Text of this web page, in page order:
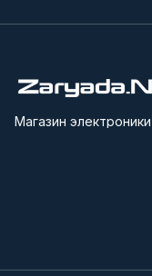
Магазин электроники